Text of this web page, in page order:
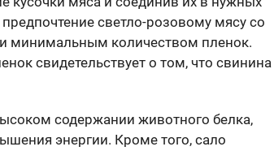
светло-розовому мясу со
и минимальным количеством пленок.
свидетельствует о том, что свинина
содержании животного белка,
энергии. Кроме того, сало